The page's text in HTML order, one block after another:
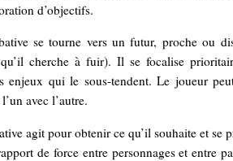
d’objectifs.
se tourne vers un futur, proche ou
cherche à fuir). Il se focalise
enjeux qui le sous-tendent. Le joueur
avec l’autre.
agit pour obtenir ce qu’il souhaite et se
de force entre personnages et entre